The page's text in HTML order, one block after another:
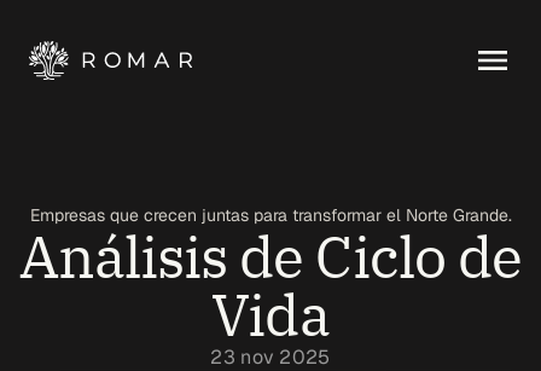
Empresas que crecen juntas para transformar el Norte Grande.
Análisis de Ciclo de
Vida
23 nov 2025